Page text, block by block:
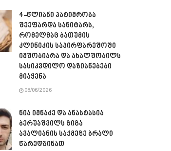
4-წლიანი პატიმრობა
შეეფარდა სანიტარს,
რომელმაც ბათუმის
კლინიკის საპირფარეშოში
იმშობიარა და ახალშობილს
სასიკვდილო დაზიანებები
მიაყენა
08/06/2026
ნია იმნაძე და ანასტასია
ბერუაშვილს გიგა
ავალიანის საქმეზე ბრალი
წარედგინათ